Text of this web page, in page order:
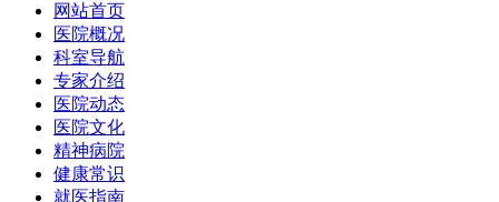
网站首页
医院概况
科室导航
专家介绍
医院动态
医院文化
精神病院
健康常识
就医指南